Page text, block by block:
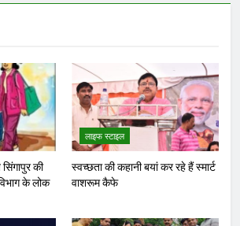
की
के लोक
लाइफ स्टाइल
स्वच्छता की कहानी बयां कर रहे हैं स्मार्ट
वाशरूम कैफे